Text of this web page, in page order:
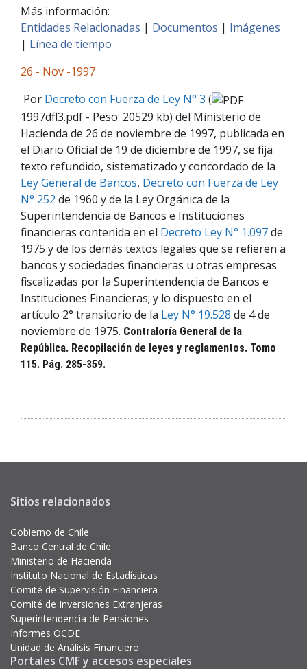
Más información:
Entidades Relacionadas | Documentos | Imágenes
| Línea de tiempo
26 - Nov -1997
Por Decreto con Fuerza de Ley N° 3 (
1997dfl3.pdf - Peso: 20529 kb) del Ministerio de
Hacienda de 26 de noviembre de 1997, publicada en
el Diario Oficial de 19 de diciembre de 1997, se fija
texto refundido, sistematizado y concordado de la
Ley General de Bancos, Decreto con Fuerza de Ley
N° 252 de 1960 y de la Ley Orgánica de la
Superintendencia de Bancos e Instituciones
financieras contenida en el Decreto Ley N° 1.097de
1975 y de los demás textos legales que se refieren a
bancos y sociedades financieras u otras empresas
fiscalizadas por la Superintendencia de Bancos e
Instituciones Financieras; y lo dispuesto en el
artículo 2° transitorio de la Ley N° 19.528 de 4 de
noviembre de 1975. Contraloría General de la
República. Recopilación de leyes y reglamentos. Tomo
115. Pág. 285-359.
Sitios relacionados
Gobierno de Chile
Banco Central de Chile
Ministerio de Hacienda
Instituto Nacional de Estadísticas
Comité de Supervisión Financiera
Comité de Inversiones Extranjeras
Superintendencia de Pensiones
Informes OCDE
Unidad de Análisis Financiero
Portales CMF y accesos especiales